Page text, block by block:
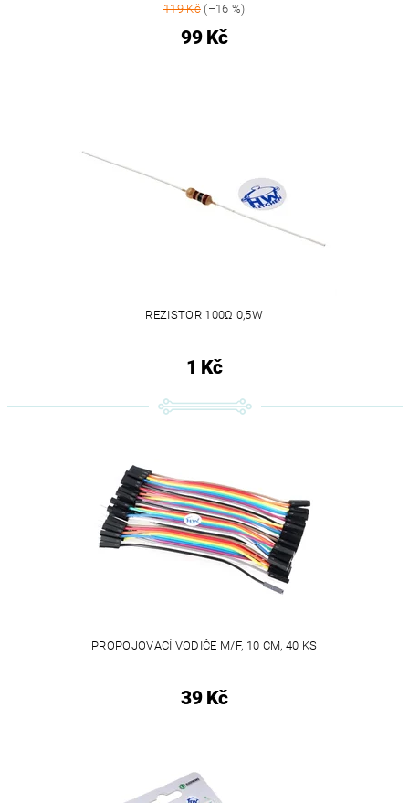
119 Kč(–16 %)
99 Kč
REZISTOR 100Ω 0,5W
1 Kč
PROPOJOVACÍ VODIČE M/F, 10 CM, 40 KS
39 Kč